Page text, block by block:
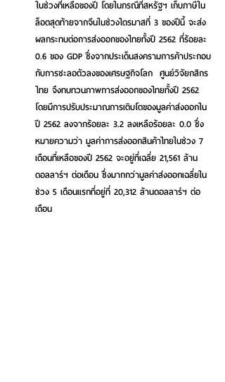
ในช่วงที่เหลือของปี โดยในกรณีที่สหรัฐฯ เก็บภาษีใน
ล็อตสุดท้ายจากจีนในช่วงไตรมาสที่ 3 ของปีนี้ จะส่ง
ผลกระทบต่อการส่งออกของไทยทั้งปี 2562 ที่ร้อยละ
0.6 ของ GDP ซึ่งจากประเด็นสงครามการค้าประกอบ
กับการชะลอตัวลงของเศรษฐกิจโลก  ศูนย์วิจัยกสิกร
ไทย จึงทบทวนภาพการส่งออกของไทยทั้งปี 2562
โดยมีการปรับประมาณการเติบโตของมูลค่าส่งออกใน
ปี 2562 ลงจากร้อยละ 3.2 ลงเหลือร้อยละ 0.0 ซึ่ง
หมายความว่า มูลค่าการส่งออกสินค้าไทยในช่วง 7
เดือนที่เหลือของปี 2562 จะอยู่ที่เฉลี่ย 21,561 ล้าน
ดอลลาร์ฯ ต่อเดือน ซึ่งมากกว่ามูลค่าส่งออกเฉลี่ยใน
ช่วง 5 เดือนแรกที่อยู่ที่ 20,312 ล้านดอลลาร์ฯ ต่อ
เดือน